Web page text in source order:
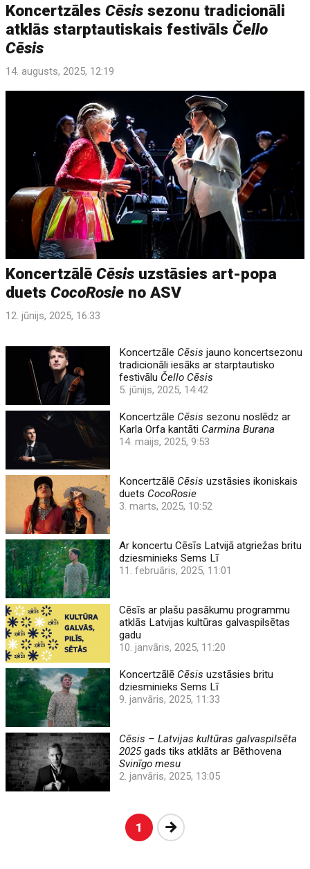
KoncertzālesCēsis sezonu tradicionāli
atklās starptautiskais festivālsČello
Cēsis
14. augusts, 2025, 12:19
KoncertzālēCēsis uzstāsies art-popa
duetsCocoRosie no ASV
12. jūnijs, 2025, 16:33
Koncertzāle Cēsis jauno koncertsezonu
tradicionāli iesāks ar starptautisko
festivālu Čello Cēsis
5. jūnijs, 2025, 14:42
Koncertzāle Cēsis sezonu noslēdz ar
Karla Orfa kantāti Carmina Burana
14. maijs, 2025, 9:53
Koncertzālē Cēsis uzstāsies ikoniskais
duets CocoRosie
3. marts, 2025, 10:52
Ar koncertu Cēsīs Latvijā atgriežas britu
dziesminieks Sems Lī
11. februāris, 2025, 11:01
Cēsīs ar plašu pasākumu programmu
atklās Latvijas kultūras galvaspilsētas
gadu
10. janvāris, 2025, 11:20
Koncertzālē Cēsis uzstāsies britu
dziesminieks Sems Lī
9. janvāris, 2025, 11:33
Cēsis – Latvijas kultūras galvaspilsēta
2025gads tiks atklāts ar Bēthovena
Svinīgo mesu
2. janvāris, 2025, 13:05
1 Nākošā